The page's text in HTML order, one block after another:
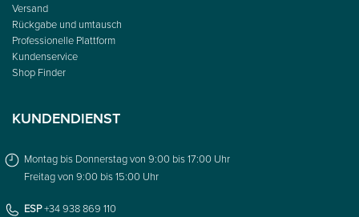
Versand
Rückgabe und umtausch
Professionelle Plattform
Kundenservice
Shop Finder
KUNDENDIENST
Montag bis Donnerstag von 9:00 bis 17:00 Uhr
Freitag von 9:00 bis 15:00 Uhr
ESP+34 938 869 110